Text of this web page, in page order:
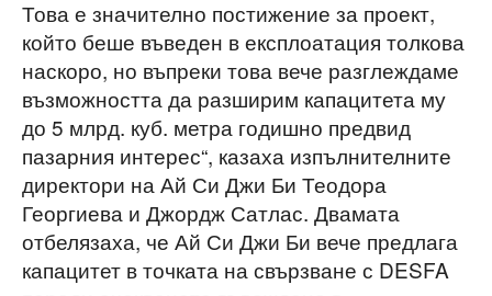
Това е значително постижение за проект,
който беше въведен в експлоатация толкова
наскоро, но въпреки това вече разглеждаме
възможността да разширим капацитета му
до 5 млрд. куб. метра годишно предвид
пазарния интерес“, казаха изпълнителните
директори на Ай Си Джи Би Теодора
Георгиева и Джордж Сатлас. Двамата
отбелязаха, че Ай Си Джи Би вече предлага
капацитет в точката на свързване с DESFA